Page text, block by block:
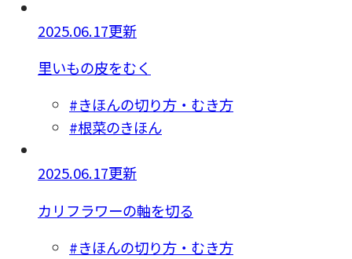
2025.06.17更新
里いもの皮をむく
#きほんの切り方・むき方
#根菜のきほん
2025.06.17更新
カリフラワーの軸を切る
#きほんの切り方・むき方